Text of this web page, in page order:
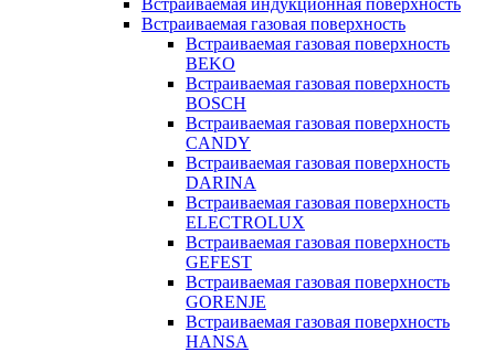
Встраиваемая индукционная поверхность
Встраиваемая газовая поверхность
Встраиваемая газовая поверхность
BEKO
Встраиваемая газовая поверхность
BOSCH
Встраиваемая газовая поверхность
CANDY
Встраиваемая газовая поверхность
DARINA
Встраиваемая газовая поверхность
ELECTROLUX
Встраиваемая газовая поверхность
GEFEST
Встраиваемая газовая поверхность
GORENJE
Встраиваемая газовая поверхность
HANSA